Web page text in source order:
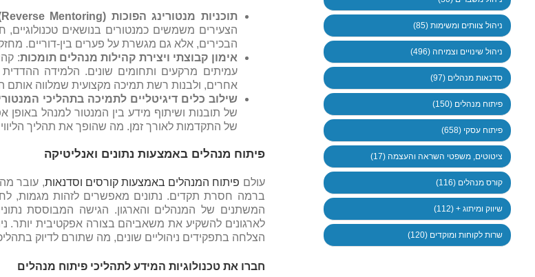
תוכניות מנטורינג הפוכות (Reverse Mentoring)
הצעירים משמשים כמנטורים בנושאים
הבכירים, אלא גם מגשרת על פערים בין-דוריים.
אימון קבוצתי ויצירת קהילות מנהלים תומכות:
עמיתים מרקעים ותחומים שונים. הלמידה
אחרים, ולבנות רשת תמיכה מקצועית שמלווה אותם
שילוב כלים דיגיטליים לתמיכה בתהליכי
של תובנות ושיתוף מידע בין המנטור למנהל באופן
של התקדמות לאורך זמן. מה שהופך את תהליך
פיתוח מנהלים באמצעות נתונים ואנליטיקה
עולם פיתוח המנהלים באמצעות קורסים וסדנאות, עובר
ברמה חסרת תקדים. נתונים מאפשרים לזהות מגמות,
המשתנים של המנהלים והארגון. הגישה המבוססת
לארגונים להשקיע את משאביהם בצורה אפקטיבית יותר.
הצלחה בתפקידים ניהוליים שונים, מה שתורם לדיוק
חברו את טכנולוגיות המידע לתהליכי פיתוח מנהלים
ניהול צוותים ומשימות (85)
ניהול שינויים וצמיחה (496)
סדנאות מנהלים (97)
פיתוח מנהלים (150)
פיתוח עסקי (658)
ציטוטים, משפטי השראה והעצמה (17)
קורס מנהלים (116)
שיווק ומיתוג + (112)
שרות לקוחות ומוקדים (120)